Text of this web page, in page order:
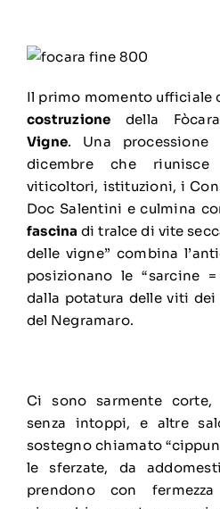
Il primo momento ufficiale
costruzione della
Vigne. Una
dicembre che
viticoltori, istituzioni, i
Doc Salentini e culmina
fascina di tralce di vite
delle vigne” combina
posizionano le “sarcine
dalla potatura delle viti
del Negramaro.
Ci sono sarmente
senza intoppi, e altre
sostegno chiamato
le sferzate, da
prendono con